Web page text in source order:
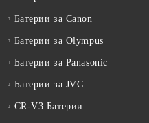
Батерии за Canon
Батерии за Olympus
Батерии за Panasonic
Батерии за JVC
CR-V3 Батерии